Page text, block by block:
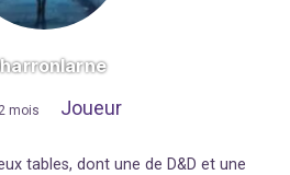
mois Joueur
tables, dont une de D&D et une